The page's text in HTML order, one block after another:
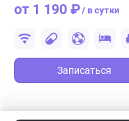
от 1 190 ₽/ в сутки
Записаться